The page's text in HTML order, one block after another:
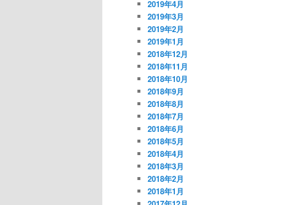
2019年4月
2019年3月
2019年2月
2019年1月
2018年12月
2018年11月
2018年10月
2018年9月
2018年8月
2018年7月
2018年6月
2018年5月
2018年4月
2018年3月
2018年2月
2018年1月